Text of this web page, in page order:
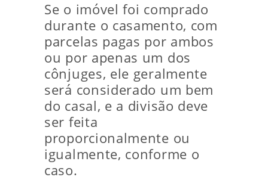
Se o imóvel foi comprado
durante o casamento, com
parcelas pagas por ambos
ou por apenas um dos
cônjuges, ele geralmente
será considerado um bem
do casal, e a divisão deve
ser feita
proporcionalmente ou
igualmente, conforme o
caso.